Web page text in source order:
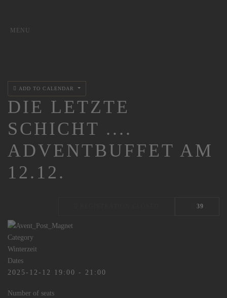
MENU
ADD TO CALENDAR
DIE LETZTE
SCHICHT ....
ADVENTBUFFET AM
12.12.
39
Category
Winterzeit
Dates
2025-12-12
19:00 - 21:00
Number of seats